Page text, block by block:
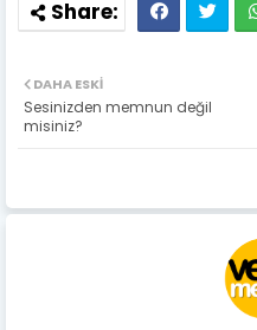
DAHA ESKI
Sesinizden memnun değil
misiniz?